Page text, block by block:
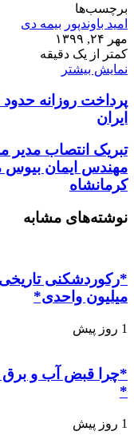
برچسب‌ها
امید باوندپور بیمه دی
مهر ۲۴, ۱۳۹۹
کمتر از یک دقیقه
نمایش بیشتر
ایران
تبریک انتصاب مدیر
مهندس ایمان بیوس
کرمانشاه
نوشته‌های مشابه
میلیون واحدی*
1 روز پیش
*
1 روز پیش